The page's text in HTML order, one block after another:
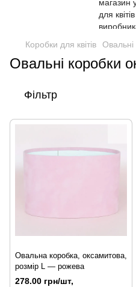
Коробки для квітів Овальні
Овальні коробки
Фільтр
Овальна коробка, оксамитова,
розмір L — рожева
278.00 грн/шт,